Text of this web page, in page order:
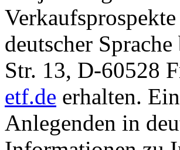
deutscher
Str. 13, D-60528
etf.de erhalten.
Anlegenden in